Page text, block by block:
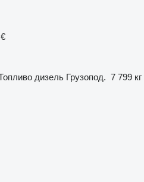
дизель Грузопод. 7 799 кг